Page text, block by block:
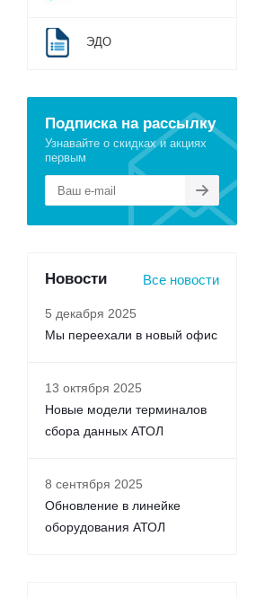
ЭДО
Подписка на рассылку
Узнавайте о скидках и акциях
первым
Новости Все новости
5 декабря 2025
Мы переехали в новый офис
13 октября 2025
Новые модели терминалов
сбора данных АТОЛ
8 сентября 2025
Обновление в линейке
оборудования АТОЛ